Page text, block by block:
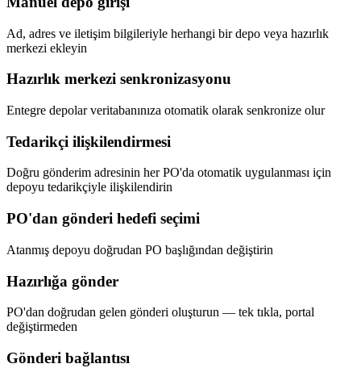
Ad, adres ve iletişim bilgileriyle herhangi bir depo veya hazırlık
merkezi ekleyin
Hazırlık merkezi senkronizasyonu
Entegre depolar veritabanınıza otomatik olarak senkronize olur
Tedarikçi ilişkilendirmesi
Doğru gönderim adresinin her PO'da otomatik uygulanması için
depoyu tedarikçiyle ilişkilendirin
PO'dan gönderi hedefi seçimi
Atanmış depoyu doğrudan PO başlığından değiştirin
Hazırlığa gönder
PO'dan doğrudan gelen gönderi oluşturun — tek tıkla, portal
değiştirmeden
Gönderi bağlantısı